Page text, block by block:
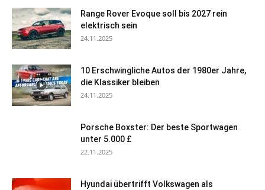
Range Rover Evoque soll bis 2027 rein
elektrisch sein
24.11.2025
10 Erschwingliche Autos der 1980er Jahre,
die Klassiker bleiben
24.11.2025
Porsche Boxster: Der beste Sportwagen
unter 5.000 £
22.11.2025
Hyundai übertrifft Volkswagen als